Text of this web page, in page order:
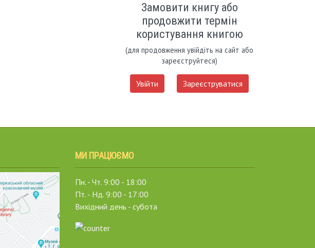
Замовити книгу або
продовжити термін
користування книгою
(для продовження увійдіть на сайт або
зареєструйтеся)
Увійти Зареєструватися
МИ ПРАЦЮЄМО
Пн. - Чт. 9:00 - 18:00
Пт. - Нд. 9:00 - 17:00
Вихідний день - субота